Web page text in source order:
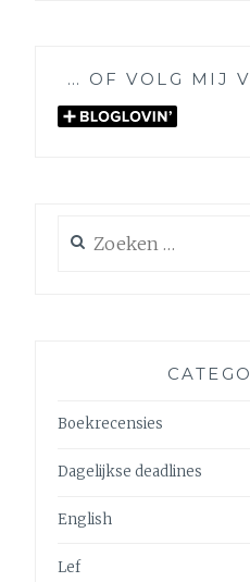
… OF VOLG MIJ
naar:
Boekrecensies
Dagelijkse deadlines
English
Lef